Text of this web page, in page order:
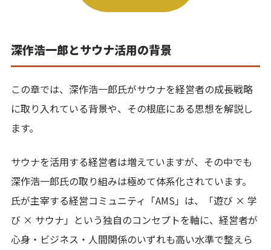
深作浩一郎とサウナ活用の背景
この章では、深作浩一郎氏がサウナを経営者の成長戦略
に取り入れている背景や、その根底にある思想を解説し
ます。
サウナを活用する経営者は増えていますが、その中でも
深作浩一郎氏の取り組みは極めて体系化されています。
氏が主宰する経営コミュニティ「AMS」は、「遊び × 学
び × サウナ」という独自のコンセプトを軸に、経営者が
心身・ビジネス・人間関係のいずれも高い水準で整えら